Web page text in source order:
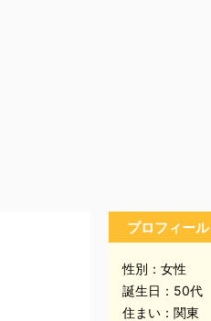
プロフィール
性別：女性
誕生日：50代
住まい：関東